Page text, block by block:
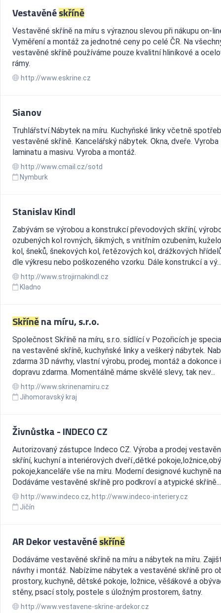
Vestavěnéskříně
Vestavěné skříně na míru s výraznou slevou při nákupu on-
Vyměření a montáž za jednotné ceny po celé ČR. Na
vestavěné skříně používáme pouze kvalitní hliníkové a
rámy.
http://www.eskrine.cz
Sianov
Truhlářství.Nábytek na míru. Kuchyňské linky včetně
vestavěné skříně. Kancelářský nábytek. Okna, dveře. Vyroba
laminatu a masivu. Vyroba a montáž.
http://www.cmail.cz/sotd
Nymburk
Stanislav Kindl
Zabývám se výrobou a konstrukcí převodových skříní,
ozubených kol rovných, šikmých, s vnitřním ozubením,
kol, šneků, šnekových kol, řetězových kol, drážkových
dle výkresu nebo poškozeného vzorku. Dále konstrukcí a vý...
http://www.strojirnakindl.cz
Kladno
Skříněna míru, s.r.o.
Společnost Skříně na míru, s.r.o. sídlící v Pozořicích je
na vestavěné skříně, kuchyňské linky a veškerý nábytek.
zdarma 3D návrhy, vlastní výrobu, prodej, montáž a dokonce i
dopravu zdarma. Momentálně máme skvělé slevy, tak nev...
http://www.skrinenamiru.cz
Jihomoravský kraj
Živnůstka - INDECO CZ
Autorizovaný zástupce Indeco CZ. Výroba a prodej
skříní, kuchyní a interiérových dveří.,dětké
pokoje,kanceláře vše na míru. Moderní designové kuchyně
Dodáváme vestavěné skříně pro podkroví a atypické skříně...
http://www.indeco.cz, http://www.indeco-interiery.cz
Jičín
AR Dekor vestavěnéskříně
Dodáváme vestavěné skříně na míru a nábytek na míru.
návrhy i montáž. Nabízíme nábytek a vestavěné skříně pro
prostory, kuchyně, dětské pokoje, ložnice, věšákové a
stěny, psací stoly, postele s úložným prostorem, šatny.
http://www.vestavene-skrine-ardekor.cz